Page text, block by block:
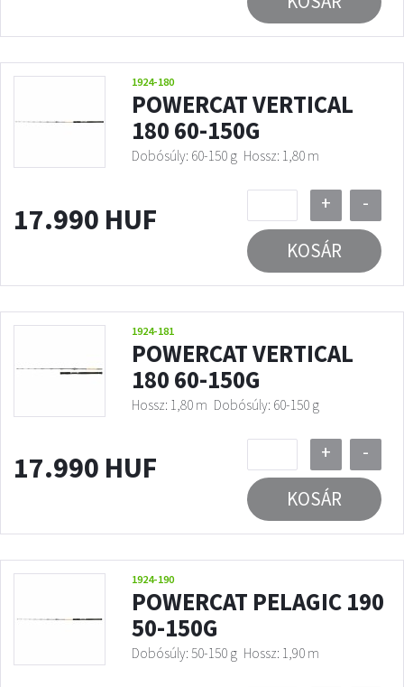
1924-180
POWERCAT VERTICAL
180 60-150G
Dobósúly: 60-150 g Hossz: 1,80 m
17.990 HUF +
-
KOSÁR
1924-181
POWERCAT VERTICAL
180 60-150G
Hossz: 1,80 m Dobósúly: 60-150 g
17.990 HUF +
-
KOSÁR
1924-190
POWERCAT PELAGIC 190
50-150G
Dobósúly: 50-150 g Hossz: 1,90 m